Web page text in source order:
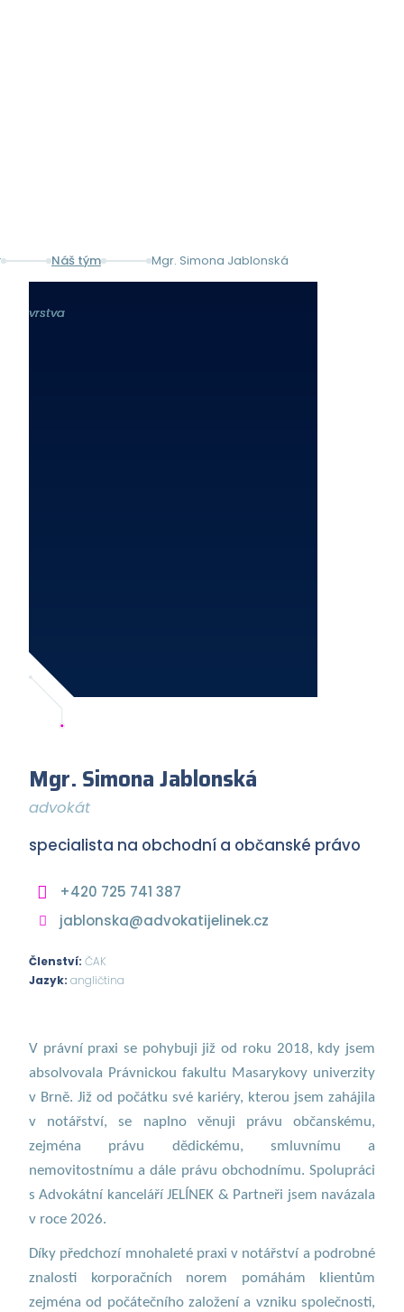
Náš tým Mgr. Simona Jablonská
Mgr. Simona Jablonská
advokát
specialista na obchodní a občanské právo
+420 725 741 387
jablonska@advokatijelinek.cz
Členství: ČAK
Jazyk: angličtina
V právní praxi se pohybuji již od roku 2018, kdy jsem
absolvovala Právnickou fakultu Masarykovy univerzity
v Brně. Již od počátku své kariéry, kterou jsem zahájila
v notářství, se naplno věnuji právu občanskému,
zejména právu dědickému, smluvnímu a
nemovitostnímu a dále právu obchodnímu. Spolupráci
s Advokátní kanceláří JELÍNEK & Partneři jsem navázala
v roce 2026.
Díky předchozí mnohaleté praxi v notářství a podrobné
znalosti korporačních norem pomáhám klientům
zejména od počátečního založení a vzniku společnosti,